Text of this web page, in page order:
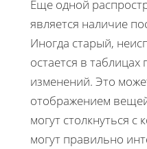
Еще одной
является наличие
Иногда старый,
остается в
изменений. Это
отображением
могут столкнуться
могут правильно